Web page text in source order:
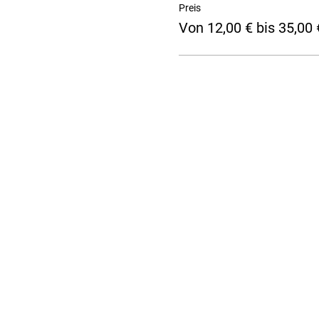
Preis
Von 12,00 € bis 35,00